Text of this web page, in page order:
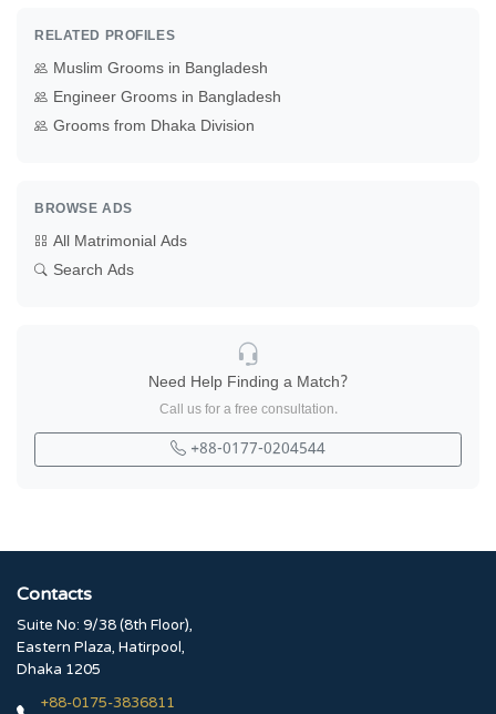
RELATED PROFILES
Muslim Grooms in Bangladesh
Engineer Grooms in Bangladesh
Grooms from Dhaka Division
BROWSE ADS
All Matrimonial Ads
Search Ads
Need Help Finding a Match?
Call us for a free consultation.
+88-0177-0204544
Contacts
Suite No: 9/38 (8th Floor),
Eastern Plaza, Hatirpool,
Dhaka 1205
+88-0175-3836811